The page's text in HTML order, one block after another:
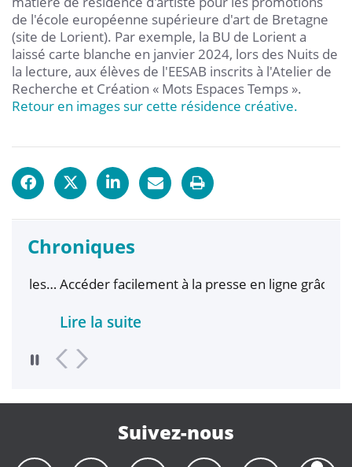
de l'école européenne supérieure d'art de Bretagne
(site de Lorient). Par exemple, la BU de Lorient a
laissé carte blanche en janvier 2024, lors des Nuits de
la lecture, aux élèves de l'EESAB inscrits à l'Atelier de
Recherche et Création « Mots Espaces Temps ».
Retour en images sur cette résidence créative.
Chroniques
Accéder facilement à la presse en ligne grâce à
Lire la suite
Suivez-nous